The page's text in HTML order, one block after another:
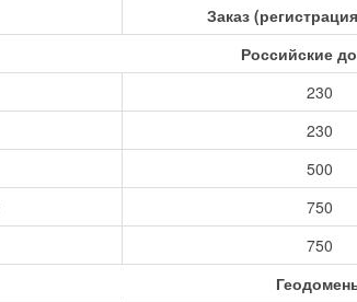
Заказ
Российские
230
230
500
750
750